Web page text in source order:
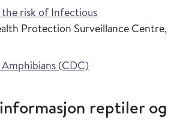
the risk of Infectious
Protection Surveillance Centre,
(CDC)
reptiler og